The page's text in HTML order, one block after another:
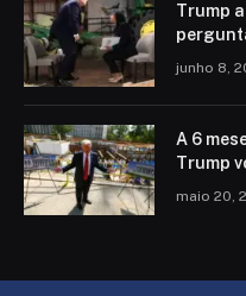
Trump
junho 8,
A 6
Trump
maio 20,